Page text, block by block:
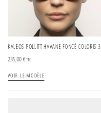
KALEOS POLLITT HAVANE FONCÉ COLORIS 3
235,00€TTC
VOIR LE MODÈLE